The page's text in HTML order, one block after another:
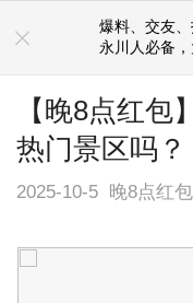
爆料、交友
永川人必备
【晚8点红
热门景区吗？
2025-10-5 晚8点红包